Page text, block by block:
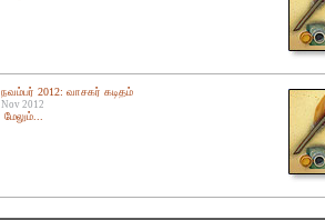
நவம்பர் 2012: வாசகர் கடிதம்
Nov 2012
மேலும்...